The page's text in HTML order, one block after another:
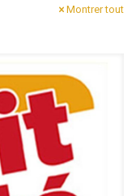
Montrer tout